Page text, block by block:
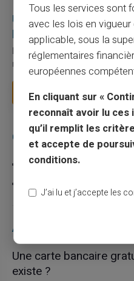
Utilisation responsable
la carte Veritas
Le paiement mobile s'est
mais il appelle des réflexes pour
Lire la suite
Catégories
Carte prépayée
Articles récents
Une carte bancaire
existe ?
Tous les services sont
avec les lois en vigueur
applicable, sous la
réglementaires
européennes
En cliquant sur «
reconnaît avoir lu
qu’il remplit les
et accepte de
conditions.
J’ai lu et j’accepte les